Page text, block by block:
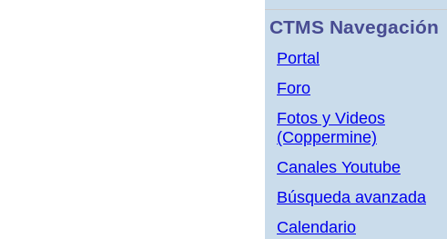
CTMS Navegación
Portal
Foro
Fotos y Videos
(Coppermine)
Canales Youtube
Búsqueda avanzada
Calendario